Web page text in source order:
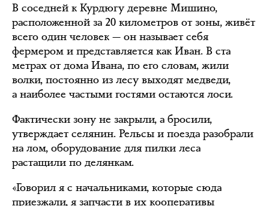
В соседней к Курдюгу деревне Мишино,
расположенной за 20 километров от зоны, живёт
всего один человек — он называет себя
фермером и представляется как Иван. В ста
метрах от дома Ивана, по его словам, жили
волки, постоянно из лесу выходят медведи,
а наиболее частыми гостями остаются лоси.
Фактически зону не закрыли, а бросили,
утверждает селянин. Рельсы и поезда разобрали
на лом, оборудование для пилки леса
растащили по делянкам.
«Говорил я с начальниками, которые сюда
приезжали, я запчасти в их кооперативы